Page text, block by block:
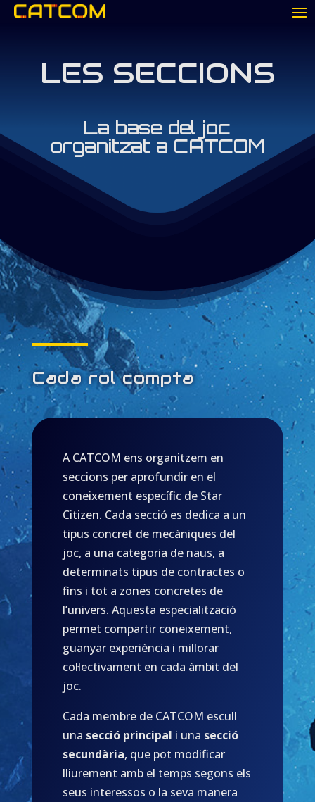
LES SECCIONS
La base del joc
organitzat a CATCOM
Cada rol compta
A CATCOM ens organitzem en
seccions per aprofundir en el
coneixement específic de Star
Citizen. Cada secció es dedica a un
tipus concret de mecàniques del
joc, a una categoria de naus, a
determinats tipus de contractes o
fins i tot a zones concretes de
l’univers. Aquesta especialització
permet compartir coneixement,
guanyar experiència i millorar
col·lectivament en cada àmbit del
joc.
Cada membre de CATCOM escull
una secció principal i una secció
secundària, que pot modificar
lliurement amb el temps segons els
seus interessos o la seva manera